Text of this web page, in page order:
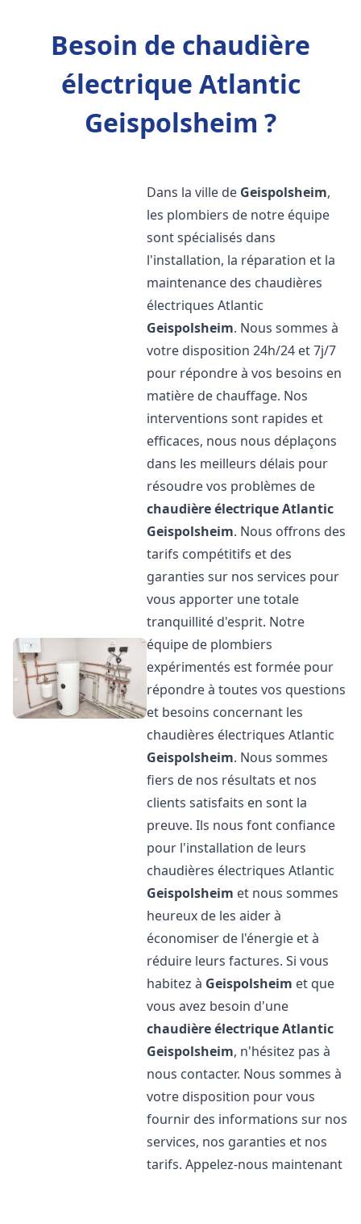
Besoin de chaudière
électrique Atlantic
Geispolsheim ?
Dans la ville de Geispolsheim,
les plombiers de notre équipe
sont spécialisés dans
l'installation, la réparation et la
maintenance des chaudières
électriques Atlantic
Geispolsheim. Nous sommes à
votre disposition 24h/24 et 7j/7
pour répondre à vos besoins en
matière de chauffage. Nos
interventions sont rapides et
efficaces, nous nous déplaçons
dans les meilleurs délais pour
résoudre vos problèmes de
chaudière électrique Atlantic
Geispolsheim. Nous offrons des
tarifs compétitifs et des
garanties sur nos services pour
vous apporter une totale
tranquillité d'esprit. Notre
équipe de plombiers
expérimentés est formée pour
répondre à toutes vos questions
et besoins concernant les
chaudières électriques Atlantic
Geispolsheim. Nous sommes
fiers de nos résultats et nos
clients satisfaits en sont la
preuve. Ils nous font confiance
pour l'installation de leurs
chaudières électriques Atlantic
Geispolsheim et nous sommes
heureux de les aider à
économiser de l'énergie et à
réduire leurs factures. Si vous
habitez à Geispolsheim et que
vous avez besoin d'une
chaudière électrique Atlantic
Geispolsheim, n'hésitez pas à
nous contacter. Nous sommes à
votre disposition pour vous
fournir des informations sur nos
services, nos garanties et nos
tarifs. Appelez-nous maintenant